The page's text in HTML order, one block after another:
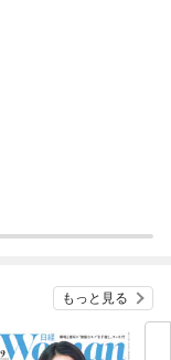
もっと見る